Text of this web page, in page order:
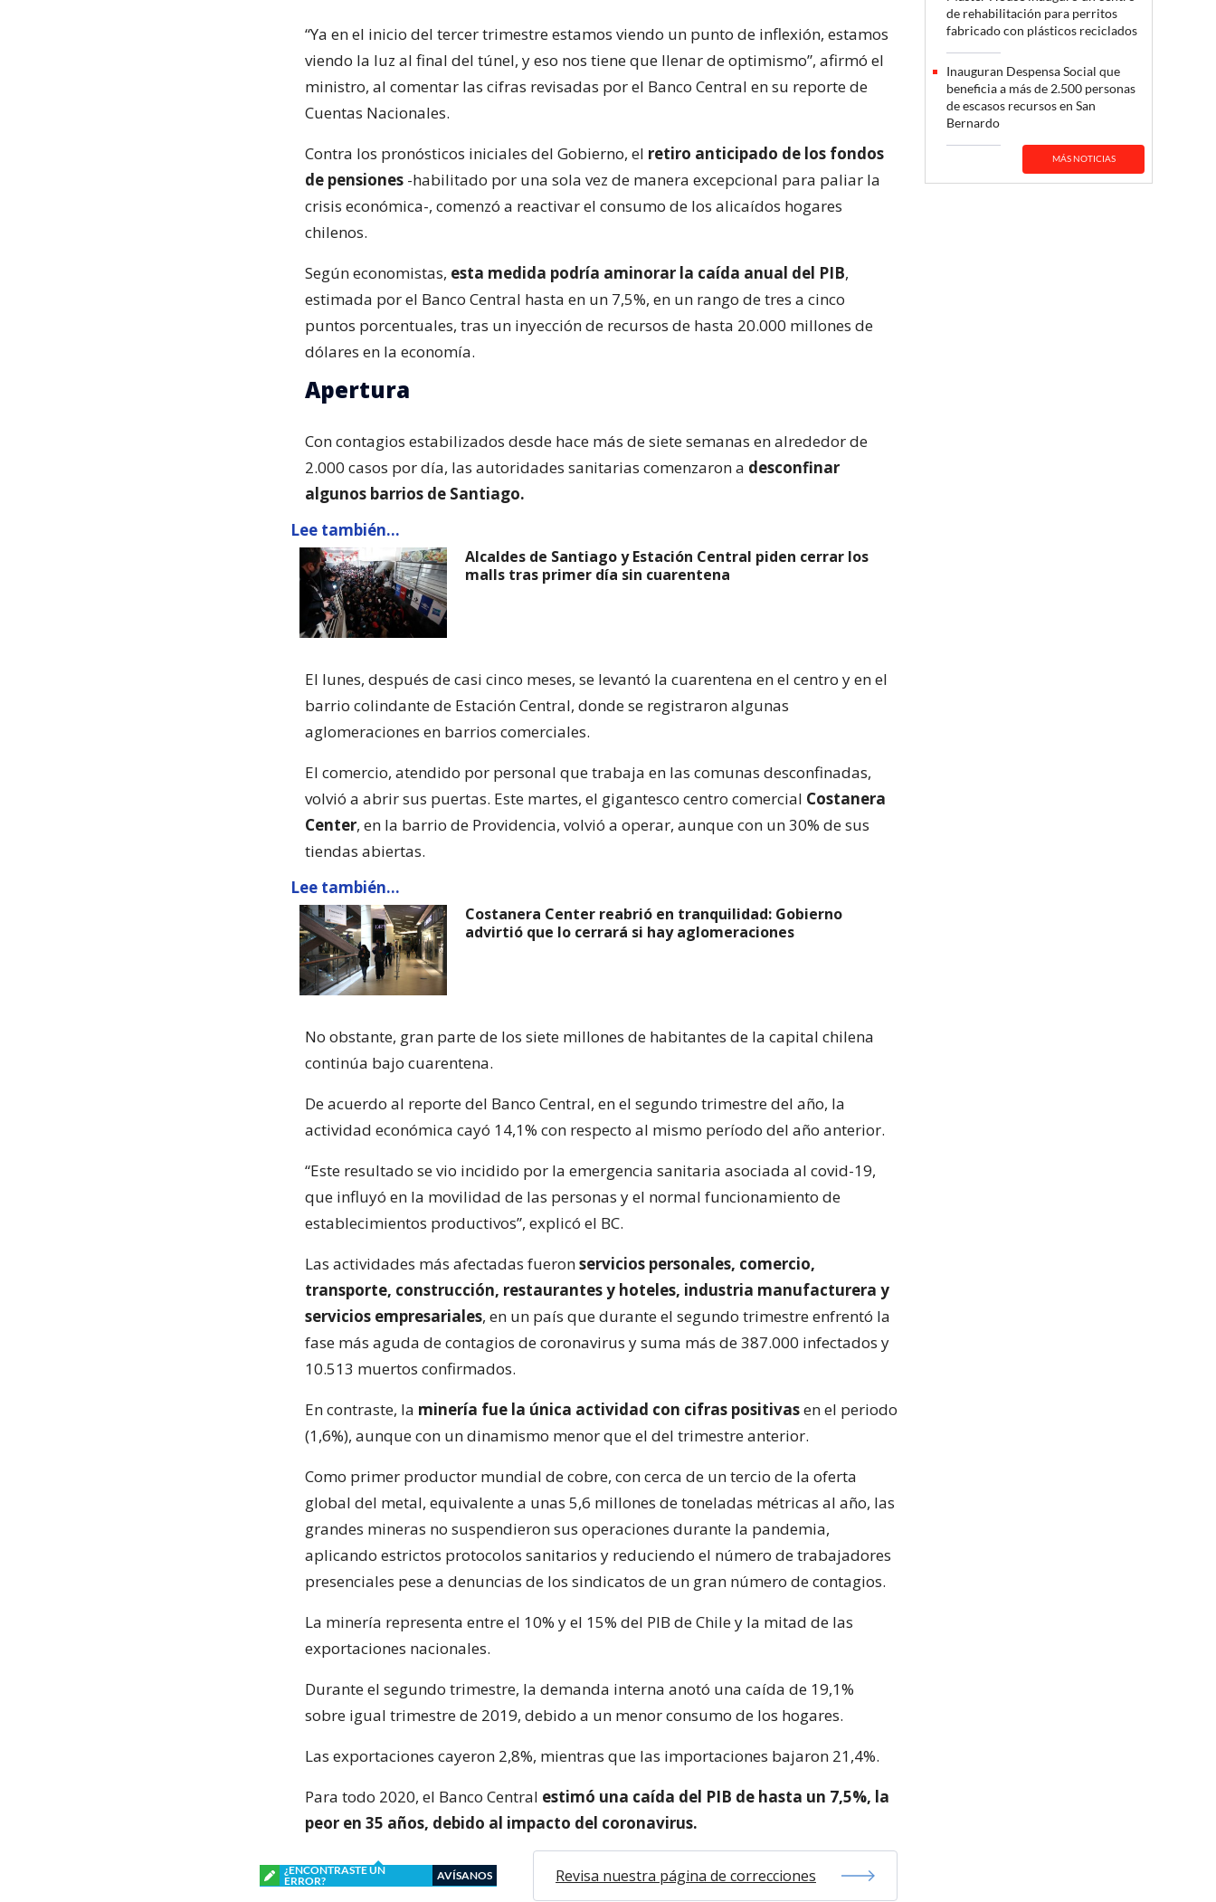
“Ya en el inicio del tercer trimestre estamos viendo un punto de inflexión, estamos
viendo la luz al final del túnel, y eso nos tiene que llenar de optimismo”, afirmó el
ministro, al comentar las cifras revisadas por el Banco Central en su reporte de
Cuentas Nacionales.
Contra los pronósticos iniciales del Gobierno, el retiro anticipado de los fondos
de pensiones -habilitado por una sola vez de manera excepcional para paliar la
crisis económica-, comenzó a reactivar el consumo de los alicaídos hogares
chilenos.
Según economistas, esta medida podría aminorar la caída anual del PIB,
estimada por el Banco Central hasta en un 7,5%, en un rango de tres a cinco
puntos porcentuales, tras un inyección de recursos de hasta 20.000 millones de
dólares en la economía.
Apertura
Con contagios estabilizados desde hace más de siete semanas en alrededor de
2.000 casos por día, las autoridades sanitarias comenzaron a desconfinar
algunos barrios de Santiago.
Lee también...
Alcaldes de Santiago y Estación Central piden cerrar los
malls tras primer día sin cuarentena
El lunes, después de casi cinco meses, se levantó la cuarentena en el centro y en el
barrio colindante de Estación Central, donde se registraron algunas
aglomeraciones en barrios comerciales.
El comercio, atendido por personal que trabaja en las comunas desconfinadas,
volvió a abrir sus puertas. Este martes, el gigantesco centro comercial Costanera
Center, en la barrio de Providencia, volvió a operar, aunque con un 30% de sus
tiendas abiertas.
Lee también...
Costanera Center reabrió en tranquilidad: Gobierno
advirtió que lo cerrará si hay aglomeraciones
No obstante, gran parte de los siete millones de habitantes de la capital chilena
continúa bajo cuarentena.
De acuerdo al reporte del Banco Central, en el segundo trimestre del año, la
actividad económica cayó 14,1% con respecto al mismo período del año anterior.
“Este resultado se vio incidido por la emergencia sanitaria asociada al covid-19,
que influyó en la movilidad de las personas y el normal funcionamiento de
establecimientos productivos”, explicó el BC.
Las actividades más afectadas fueronservicios personales, comercio,
transporte, construcción, restaurantes y hoteles, industria manufacturera y
servicios empresariales, en un país que durante el segundo trimestre enfrentó la
fase más aguda de contagios de coronavirus y suma más de 387.000 infectados y
10.513 muertos confirmados.
En contraste, la minería fue la única actividad con cifras positivasen el periodo
(1,6%), aunque con un dinamismo menor que el del trimestre anterior.
Como primer productor mundial de cobre, con cerca de un tercio de la oferta
global del metal, equivalente a unas 5,6 millones de toneladas métricas al año, las
grandes mineras no suspendieron sus operaciones durante la pandemia,
aplicando estrictos protocolos sanitarios y reduciendo el número de trabajadores
presenciales pese a denuncias de los sindicatos de un gran número de contagios.
La minería representa entre el 10% y el 15% del PIB de Chile y la mitad de las
exportaciones nacionales.
Durante el segundo trimestre, la demanda interna anotó una caída de 19,1%
sobre igual trimestre de 2019, debido a un menor consumo de los hogares.
Las exportaciones cayeron 2,8%, mientras que las importaciones bajaron 21,4%.
Para todo 2020, el Banco Central estimó una caída del PIB de hasta un 7,5%, la
peor en 35 años, debido al impacto del coronavirus.
¿ENCONTRASTE UN
ERROR?
AVÍSANOS Revisa nuestra página de correcciones
de rehabilitación para perritos
fabricado con plásticos reciclados
Inauguran Despensa Social que
beneficia a más de 2.500 personas
de escasos recursos en San
Bernardo
MÁS NOTICIAS